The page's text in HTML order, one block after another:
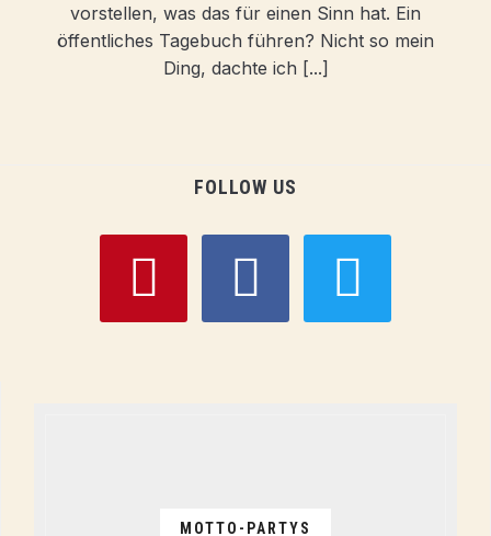
vorstellen, was das für einen Sinn hat. Ein
öffentliches Tagebuch führen? Nicht so mein
Ding, dachte ich [...]
FOLLOW US
MOTTO-PARTYS